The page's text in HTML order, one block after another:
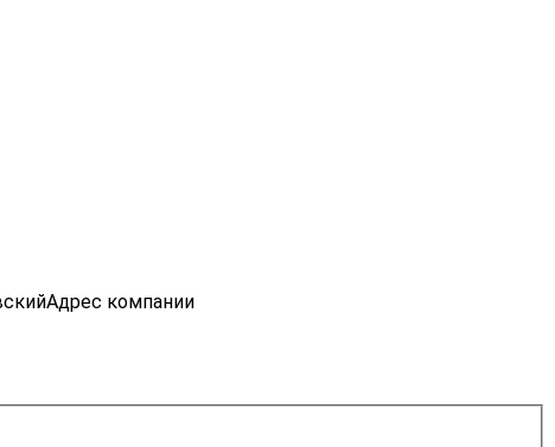
Адрес компании